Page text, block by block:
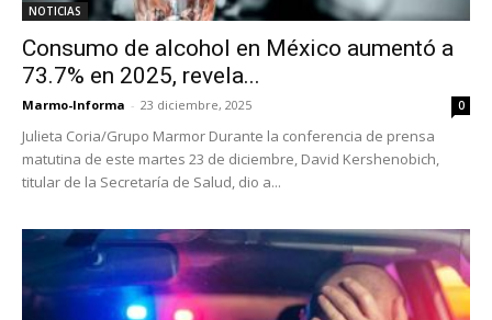
NOTICIAS
Consumo de alcohol en México aumentó a
73.7% en 2025, revela...
Marmo-Informa - 23 diciembre, 2025 0
Julieta Coria/Grupo Marmor Durante la conferencia de prensa
matutina de este martes 23 de diciembre, David Kershenobich,
titular de la Secretaría de Salud, dio a...